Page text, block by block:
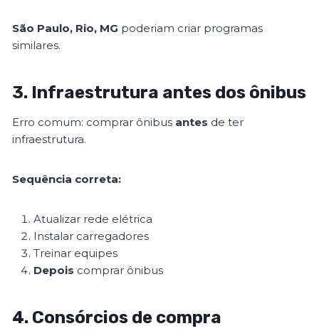
São Paulo, Rio, MG poderiam criar programas
similares.
3. Infraestrutura antes dos ônibus
Erro comum: comprar ônibus antes de ter
infraestrutura.
Sequência correta:
Atualizar rede elétrica
Instalar carregadores
Treinar equipes
Depois comprar ônibus
4. Consórcios de compra